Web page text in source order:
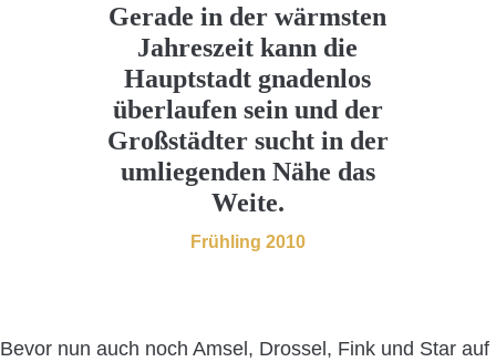
Gerade in der wärmsten
Jahreszeit kann die
Hauptstadt gnadenlos
überlaufen sein und der
Großstädter sucht in der
umliegenden Nähe das
Weite.
Frühling 2010
Bevor nun auch noch Amsel, Drossel, Fink und Star auf